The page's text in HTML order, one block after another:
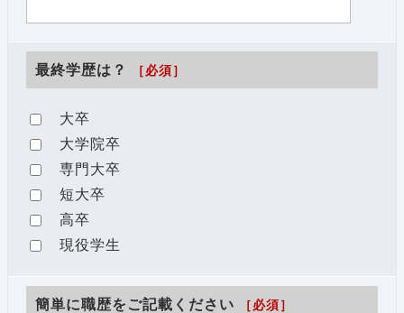
最終学歴は？ ［必須］
大卒
大学院卒
専門大卒
短大卒
高卒
現役学生
簡単に職歴をご記載ください ［必須］